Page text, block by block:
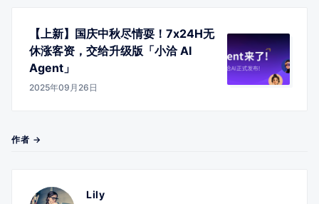
【上新】国庆中秋尽情耍！7x24H无
休涨客资，交给升级版「小洽 AI
Agent」
2025年09月26日
作者 →
Lily